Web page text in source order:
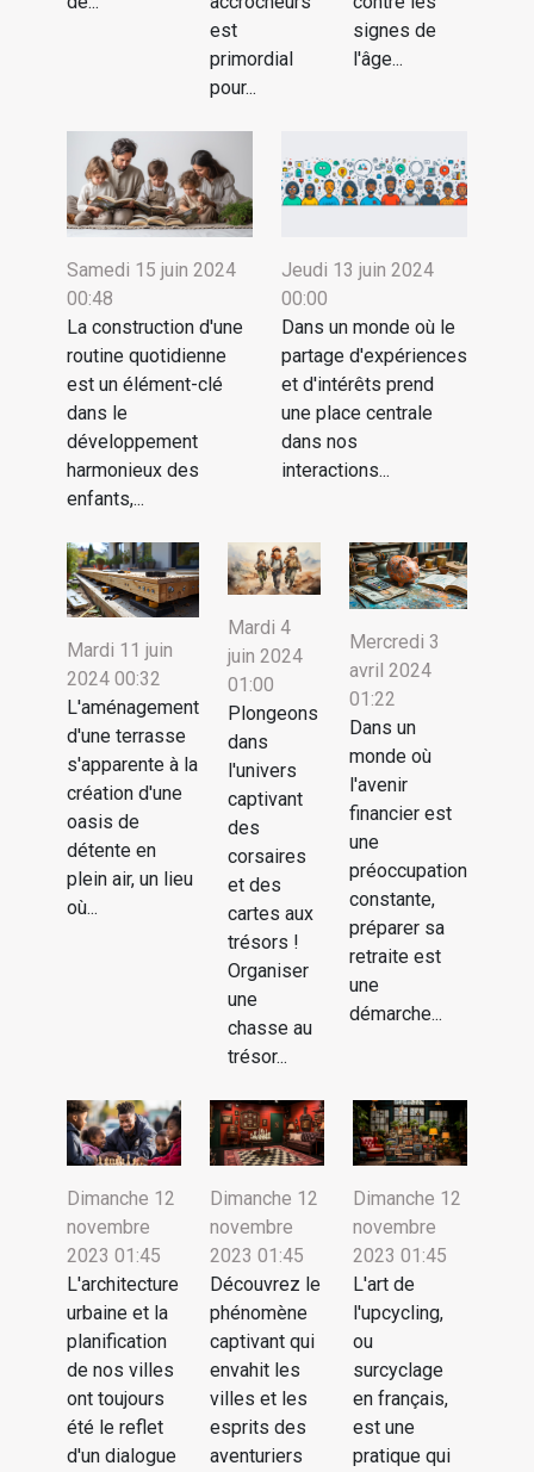
est
primordial
pour...
signes de
l'âge...
Samedi 15 juin 2024
00:48
La construction d'une
routine quotidienne
est un élément-clé
dans le
développement
harmonieux des
enfants,...
Jeudi 13 juin 2024
00:00
Dans un monde où le
partage d'expériences
et d'intérêts prend
une place centrale
dans nos
interactions...
Mardi 11 juin
2024 00:32
L'aménagement
d'une terrasse
s'apparente à la
création d'une
oasis de
détente en
plein air, un lieu
où...
Mardi 4
juin 2024
01:00
Plongeons
dans
l'univers
captivant
des
corsaires
et des
cartes aux
trésors !
Organiser
une
chasse au
trésor...
Mercredi 3
avril 2024
01:22
Dans un
monde où
l'avenir
financier est
une
préoccupation
constante,
préparer sa
retraite est
une
démarche...
Dimanche 12
novembre
2023 01:45
L'architecture
urbaine et la
planification
de nos villes
ont toujours
été le reflet
d'un dialogue
Dimanche 12
novembre
2023 01:45
Découvrez le
phénomène
captivant qui
envahit les
villes et les
esprits des
aventuriers
Dimanche 12
novembre
2023 01:45
L'art de
l'upcycling,
ou
surcyclage
en français,
est une
pratique qui